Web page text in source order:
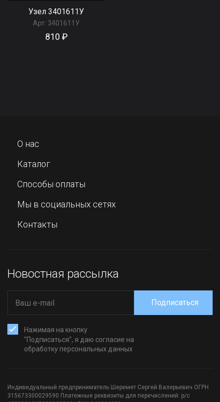
Узел 3401611У
Арт: 3401611У
810 ₽
О нас
Каталог
Способы оплаты
Мы в социальных сетях
Контакты
Новостная рассылка
Нажимая на кнопку
"Подписаться", я даю согласие на
обработку персональных данных
Подписаться
Индивидуальный предприниматель Шеремет Сергей Валерьевич ОГРН
315673300029590 Платежные реквизиты для перечислений: р/с